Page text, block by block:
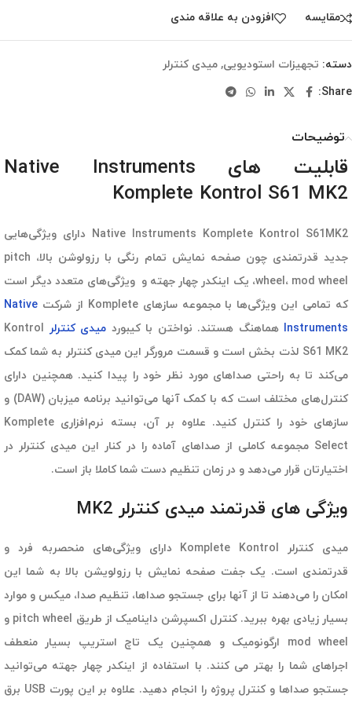
مقایسه افزودن به علاقه مندی
دسته: تجهیزات استودیویی, میدی کنترلر
Share:
توضیحات
قابلیت های Native Instruments
Komplete Kontrol S61 MK2
Native Instruments Komplete Kontrol S61MK2 دارای ویژگی‌هایی
جدید قدرتمندی چون صفحه نمایش تمام رنگی با رزولوشن بالا، pitch
wheel، mod wheel، یک اینکدر چهار جهته و ویژگی‌های متعدد دیگر است
که تمامی این ویژگی‌ها با مجموعه سازهای Komplete از شرکت
Native
Instruments هماهنگ هستند. نواختن با کیبورد میدی کنترلر Kontrol
S61 MK2 لذت بخش است و قسمت مرورگر این میدی کنترلر به شما کمک
می‌کند تا به راحتی صداهای مورد نظر خود را پیدا کنید. همچنین دارای
کنترل‌های مختلف است که با کمک آنها می‌توانید برنامه میزبان (DAW) و
سازهای خود را کنترل کنید. علاوه بر آن، بسته نرم‌افزاری Komplete
Select مجموعه کاملی از صداهای آماده را در کنار این میدی کنترلر در
اختیارتان قرار می‌دهد و در زمان تنظیم دست شما کاملا باز است.
ویژگی های قدرتمند میدی کنترلر MK2
میدی کنترلر Komplete Kontrol دارای ویژگی‌های منحصربه فرد و
قدرتمندی است. یک جفت صفحه نمایش با رزولویشن بالا به شما این
امکان را می‌دهند تا از آنها برای جستجو صداها، تنظیم صدا، میکس و موارد
بسیار زیادی بهره ببرید. کنترل اکسپرشن داینامیک از طریق pitch wheel و
mod wheel ارگونومیک و همچنین یک تاچ استریپ بسیار منعطف
اجراهای شما را بهتر می کنند. با استفاده از اینکدر چهار جهته می‌توانید
جستجو صداها و کنترل پروژه را انجام دهید. علاوه بر این پورت USB برق